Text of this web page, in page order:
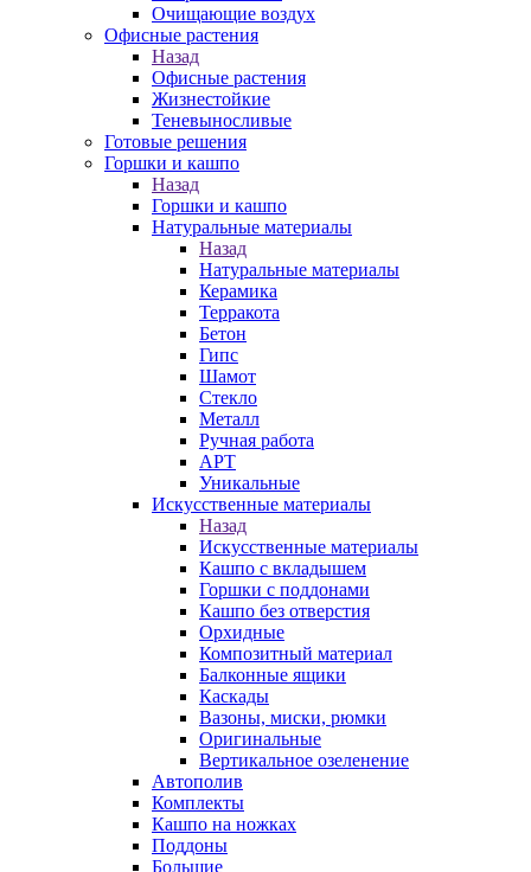
Очищающие воздух
Офисные растения
Назад
Офисные растения
Жизнестойкие
Теневыносливые
Готовые решения
Горшки и кашпо
Назад
Горшки и кашпо
Натуральные материалы
Назад
Натуральные материалы
Керамика
Терракота
Бетон
Гипс
Шамот
Стекло
Металл
Ручная работа
АРТ
Уникальные
Искусственные материалы
Назад
Искусственные материалы
Кашпо с вкладышем
Горшки с поддонами
Кашпо без отверстия
Орхидные
Композитный материал
Балконные ящики
Каскады
Вазоны, миски, рюмки
Оригинальные
Вертикальное озеленение
Автополив
Комплекты
Кашпо на ножках
Поддоны
Большие